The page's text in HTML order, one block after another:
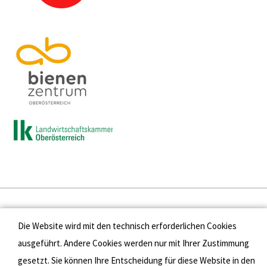
Presse
Kontakt
Die Website wird mit den technisch erforderlichen Cookies
ausgeführt. Andere Cookies werden nur mit Ihrer Zustimmung
gesetzt. Sie können Ihre Entscheidung für diese Website in den